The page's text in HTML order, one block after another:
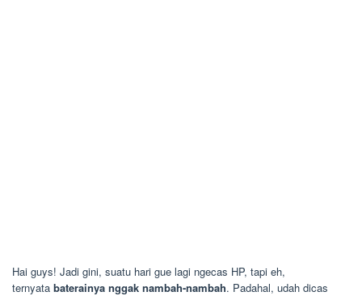
Hai guys! Jadi gini, suatu hari gue lagi ngecas HP, tapi eh,
ternyata baterainya nggak nambah-nambah. Padahal, udah dicas